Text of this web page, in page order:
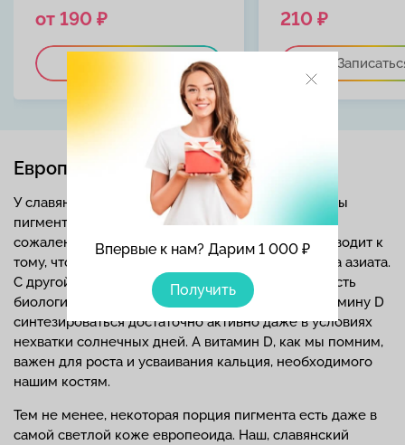
Впервые к нам? Дарим 1 000 ₽
Получить
от 190 ₽ 210 ₽
Европеоидная раса
У славян и других светлокожих людей белой расы
пигмент в кожных покровах не скапливается. К
сожалению, низкая концентрация меланина приводит к
тому, что кожа славян стареет быстрее, чем кожа азиата.
С другой стороны, у светлых кожных покровов есть
биологическое оправдание – это позволяет витамину D
синтезироваться достаточно активно даже в условиях
нехватки солнечных дней. А витамин D, как мы помним,
важен для роста и усваивания кальция, необходимого
нашим костям.
Тем не менее, некоторая порция пигмента есть даже в
самой светлой коже европеоида. Наш, славянский